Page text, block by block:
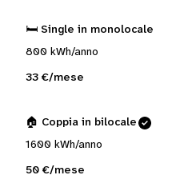
🛏️ Single in monolocale
800 kWh/anno
33 €/mese
🏠 Coppia in bilocale
1600 kWh/anno
50 €/mese